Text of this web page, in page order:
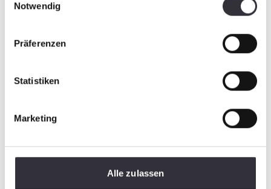
Notwendig
Präferenzen
Statistiken
Marketing
Alle zulassen